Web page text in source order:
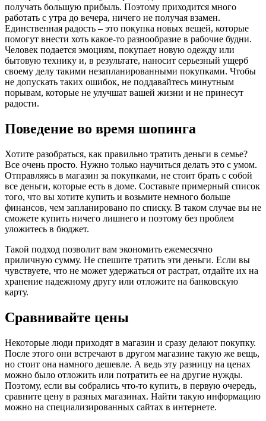
получать большую прибыль. Поэтому приходится много
работать с утра до вечера, ничего не получая взамен.
Единственная радость – это покупка новых вещей, которые
помогут внести хоть какое-то разнообразие в рабочие будни.
Человек подается эмоциям, покупает новую одежду или
бытовую технику и, в результате, наносит серьезный ущерб
своему делу такими незапланированными покупками. Чтобы
не допускать таких ошибок, не поддавайтесь минутным
порывам, которые не улучшат вашей жизни и не принесут
радости.
Поведение во время шопинга
Хотите разобраться, как правильно тратить деньги в семье?
Все очень просто. Нужно только научиться делать это с умом.
Отправляясь в магазин за покупками, не стоит брать с собой
все деньги, которые есть в доме. Составьте примерный список
того, что вы хотите купить и возьмите немного больше
финансов, чем запланировано по списку. В таком случае вы не
сможете купить ничего лишнего и поэтому без проблем
уложитесь в бюджет.
Такой подход позволит вам экономить ежемесячно
приличную сумму. Не спешите тратить эти деньги. Если вы
чувствуете, что не может удержаться от растрат, отдайте их на
хранение надежному другу или отложите на банковскую
карту.
Сравнивайте цены
Некоторые люди приходят в магазин и сразу делают покупку.
После этого они встречают в другом магазине такую же вещь,
но стоит она намного дешевле. А ведь эту разницу на ценах
можно было отложить или потратить ее на другие нужды.
Поэтому, если вы собрались что-то купить, в первую очередь,
сравните цену в разных магазинах. Найти такую информацию
можно на специализированных сайтах в интернете.